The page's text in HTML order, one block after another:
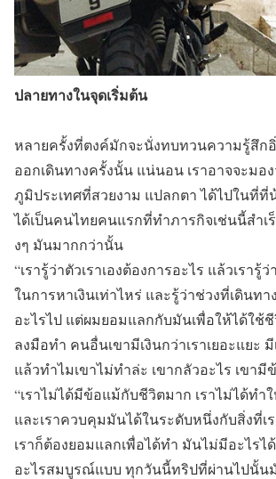
ปลายทางในจุดเริ่มต้น
หลายครั้งที่ตงค์มักจะนั่งทบทวนความรู้สึก
ออกเดินทางครั้งนั้น แน่นอน เราอาจจะมอง
ภูมิประเทศที่สวยงาม แปลกตา ได้ไปในที่ที่
ได้เป็นคนไทยคนแรกที่ทำภารกิจเช่นนี้สำเ
งๆ มันมากกว่านั้น
“เรารู้ว่าตัวเราเองต้องการอะไร แล้วเรารู้
ในการหาเงินเท่าไหร่ และรู้ว่าช่วงที่เดินทา
อะไรไป แต่ผมยอมแลกกับมันเพื่อให้ได้ใช้
ลงมือทำ คนอื่นเขามีเงินกว่าเราเยอะแยะ
แล้วทำไมเขาไม่ทำล่ะ เขากลัวอะไร เขามี
“เราไม่ได้มีข้อแม้กับชีวิตมาก เราไม่ได้ทำ
และเราควบคุมมันได้ในระดับหนึ่งกับสิ่งที่เ
เราก็ต้องยอมแลกเพื่อได้ทำ มันไม่มีอะไร
อะไรสมบูรณ์แบบ ทุกวันนี้ทริปที่ผ่านไปนั้นมั